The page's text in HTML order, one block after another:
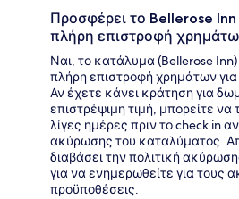
Προσφέρει το Bellerose
πλήρη επιστροφή
Ναι, το κατάλυμα (Bellerose
πλήρη επιστροφή χρημάτων
Αν έχετε κάνει κράτηση για
επιστρέψιμη τιμή, μπορείτε
λίγες ημέρες πριν το check in
ακύρωσης του καταλύματος.
διαβάσει την πολιτική
για να ενημερωθείτε για τους
προϋποθέσεις.